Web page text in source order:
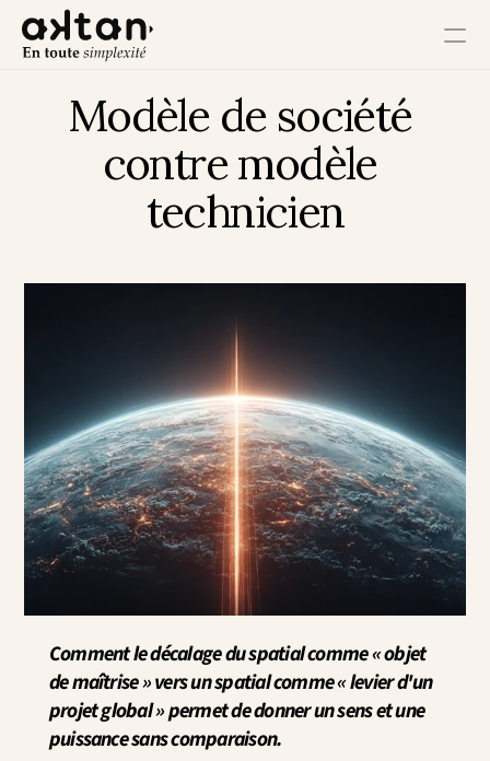
Formation
Contact
Impact Utilisateur
Impact Croissance
Impact Opérations
Innovation
Sciences humaines et sociales
Intelligence artificielle
Stratégie services
Expérience client & collaborateur
Aérospatial
Défense
Santé & Care
Immobilier
Modèle de société
contre modèle
technicien
Comment le décalage du spatial comme « objet
de maîtrise » vers un spatial comme « levier d'un
projet global » permet de donner un sens et une
puissance sans comparaison.